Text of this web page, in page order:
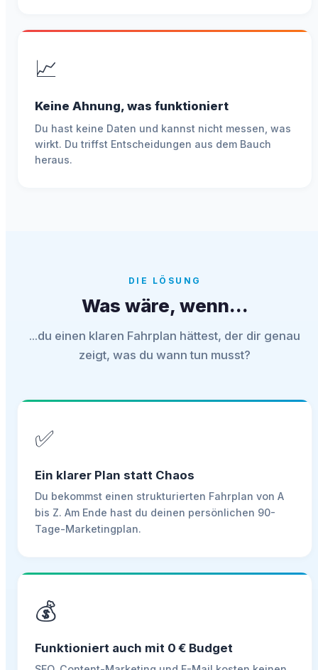
📈
Keine Ahnung, was funktioniert
Du hast keine Daten und kannst nicht messen, was
wirkt. Du triffst Entscheidungen aus dem Bauch
heraus.
DIE LÖSUNG
Was wäre, wenn...
...du einen klaren Fahrplan hättest, der dir genau
zeigt, was du wann tun musst?
✅
Ein klarer Plan statt Chaos
Du bekommst einen strukturierten Fahrplan von A
bis Z. Am Ende hast du deinen persönlichen 90-
Tage-Marketingplan.
💰
Funktioniert auch mit 0 € Budget